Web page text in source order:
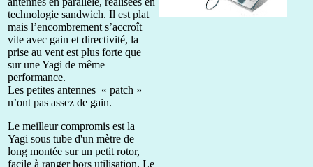
technologie sandwich. Il est plat
mais l’encombrement s’accroît
vite avec gain et directivité, la
prise au vent est plus forte que
sur une Yagi de même
performance.
Les petites antennes « patch »
n’ont pas assez de gain.
Le meilleur compromis est la
Yagi sous tube d'un mètre de
long montée sur un petit rotor,
facile à ranger hors utilisation. Le